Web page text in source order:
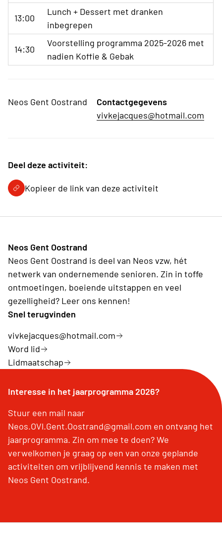
13:00
Lunch + Dessert met dranken
inbegrepen
14:30
Voorstelling programma 2025-2026 met
nadien Koffie & Gebak
Neos Gent Oostrand
Contactgegevens
vivkejacques@hotmail.com
Deel deze activiteit:
Kopieer de link van deze activiteit
Neos Gent Oostrand
Neos Gent Oostrand is deel van Neos vzw, hét
netwerk van ondernemende senioren. Zin in toffe
ontmoetingen, boeiende uitstappen en veel
gezelligheid? Leer ons kennen!
Snel terugvinden
vivkejacques@hotmail.com
Word lid
Lidmaatschap
Interesse in het jaarprogramma 2026?
Stuur een mail naar
Neos.OVl.Gent.Oostrand@gmail.com en ontvang het
jaarprogramma. Zin om mee te doen? We
verwelkomen je graag op een van onze geplande
activiteiten om vrijblijvend kennis te maken met
Neos Gent Oostrand.